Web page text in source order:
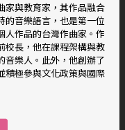
家與教育家，其作品融合
的音樂語言，也是第一位
人作品的台灣作曲家。作
校長，他在課程架構與教
音樂人。此外，他創辦了
積極參與文化政策與國際